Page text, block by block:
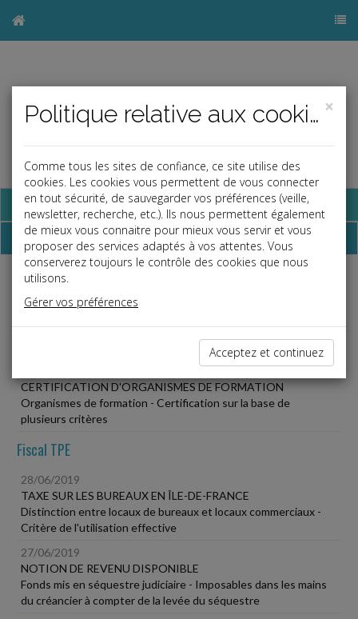
Base documentaire
Dépêches
Liste des dernières dépêches
CERTIFICATION D'ORGANISMES DE FORMATION
Organismes de formation - Certification sur la base de
plusieurs critères
Fiscal TPE
28/06/2019
TAXE SUR LES BUREAUX EN ÎLE-DE-FRANCE
Distinction entre locaux de bureaux et locaux commerciaux -
Critère de l'utilisation effective
27/06/2019
NOTION DE REVENU DISPONIBLE
Fonds mis en séquestre judiciaire - Imposables dans les mains
du créancier à compter de la levée du séquestre
×
Politique relative aux cookies
Comme tous les sites de confiance, ce site utilise des
cookies. Les cookies vous permettent de vous connecter
en tout sécurité, de sauvegarder vos préférences (veille,
newsletter, recherche, etc.). Ils nous permettent également
de mieux vous connaitre pour mieux vous servir et vous
proposer des services adaptés à vos attentes. Vous
conserverez toujours le contrôle des cookies que nous
utilisons.
Gérer vos préférences
Acceptez et continuez